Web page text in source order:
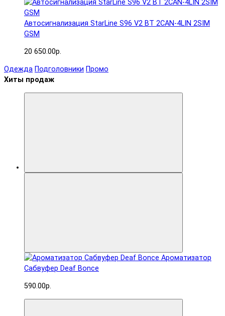
Автосигнализация StarLine S96 V2 BT 2CAN-4LIN 2SIM
GSM
20 650.00р.
Одежда Подголовники Промо
Хиты продаж
Ароматизатор
Сабвуфер Deaf Bonce
590.00р.